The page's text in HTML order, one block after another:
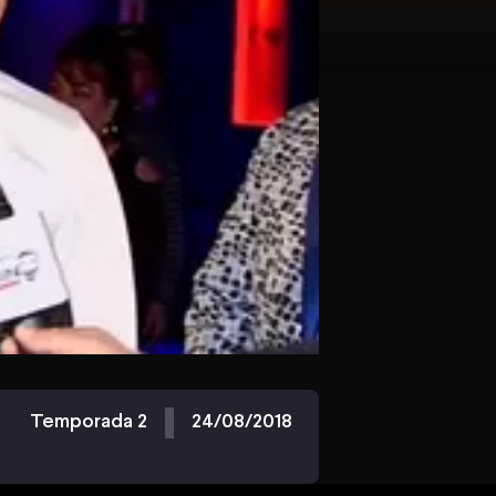
Temporada 2 24/08/2018